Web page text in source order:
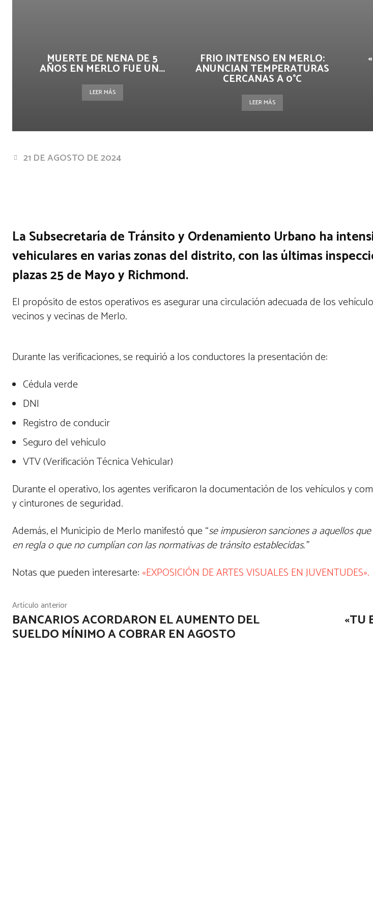
MUERTE DE NENA DE 5
AÑOS EN MERLO FUE UN...
LEER MÁS
FRIO INTENSO EN MERLO:
ANUNCIAN TEMPERATURAS
CERCANAS A 0°C
LEER MÁS
21 DE AGOSTO DE 2024
La Subsecretaría de Tránsito y Ordenamiento Urbano ha
vehiculares en varias zonas del distrito, con las últimas
plazas 25 de Mayo y Richmond.
El propósito de estos operativos es asegurar una circulación adecuada de los
vecinos y vecinas de Merlo.
Durante las verificaciones, se requirió a los conductores la presentación de:
Cédula verde
DNI
Registro de conducir
Seguro del vehículo
VTV (Verificación Técnica Vehicular)
Durante el operativo, los agentes verificaron la documentación de los vehículos y
y cinturones de seguridad.
Además, el Municipio de Merlo manifestó que “se impusieron sanciones a aquellos
en regla o que no cumplían con las normativas de tránsito establecidas.”
Notas que pueden interesarte: «EXPOSICIÓN DE ARTES VISUALES EN JUVENTUDES».
Artículo anterior
BANCARIOS ACORDARON EL AUMENTO DEL
SUELDO MÍNIMO A COBRAR EN AGOSTO
«TU